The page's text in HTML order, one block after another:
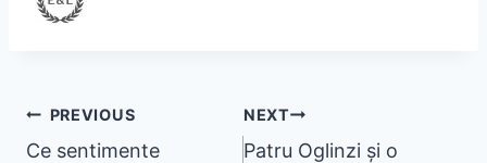
PREVIOUS
Ce sentimente
NEXT
Patru Oglinzi și o